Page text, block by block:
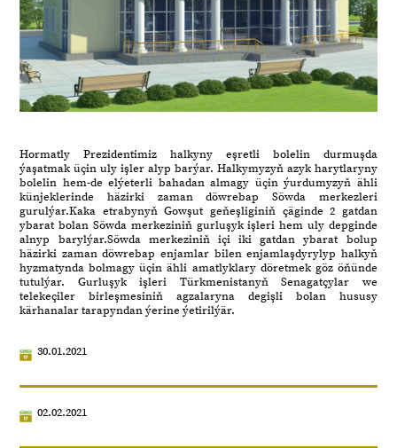
Hormatly Prezidentimiz halkyny eşretli bolelin durmuşda
ýaşatmak üçin uly işler alyp barýar. Halkymyzyň azyk harytlaryny
bolelin hem-de elýeterli bahadan almagy üçin ýurdumyzyň ähli
künjeklerinde häzirki zaman döwrebap Söwda merkezleri
gurulýar.Kaka etrabynyň Gowşut geňeşliginiň çäginde 2 gatdan
ybarat bolan Söwda merkeziniň gurluşyk işleri hem uly depginde
alnyp barylýar.Söwda merkeziniň içi iki gatdan ybarat bolup
häzirki zaman döwrebap enjamlar bilen enjamlaşdyrylyp halkyň
hyzmatynda bolmagy üçin ähli amatlyklary döretmek göz öňünde
tutulýar. Gurluşyk işleri Türkmenistanyň Senagatçylar we
telekeçiler birleşmesiniň agzalaryna degişli bolan hususy
kärhanalar tarapyndan ýerine ýetirilýär.
30.01.2021
02.02.2021